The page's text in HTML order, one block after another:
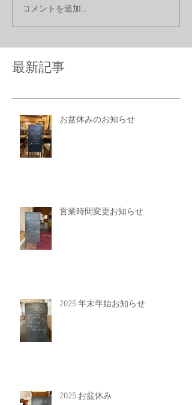
コメントを追加…
最新記事
お盆休みのお知らせ
営業時間変更お知らせ
2025 年末年始お知らせ
2025 お盆休み